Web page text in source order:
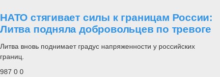
НАТО стягивает силы к границам России:
Литва подняла добровольцев по тревоге
Литва вновь поднимает градус напряженности у российских
границ.
987 0 0